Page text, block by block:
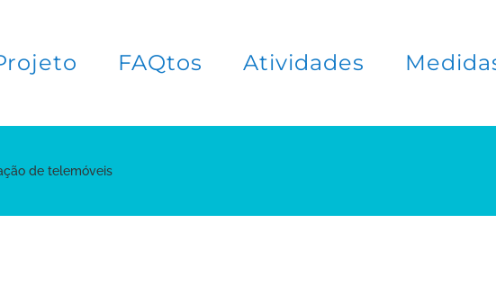
FAQtos Atividades
de telemóveis